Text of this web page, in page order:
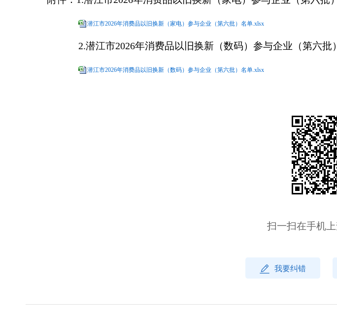
潜江市2026年消费品以旧换新（家电）参与企业（第六批）名单.xlsx
2.潜江市2026年消费品以旧换新（数码）参与企业（第六批
潜江市2026年消费品以旧换新（数码）参与企业（第六批）名单.xlsx
扫一扫在手机
我要纠错